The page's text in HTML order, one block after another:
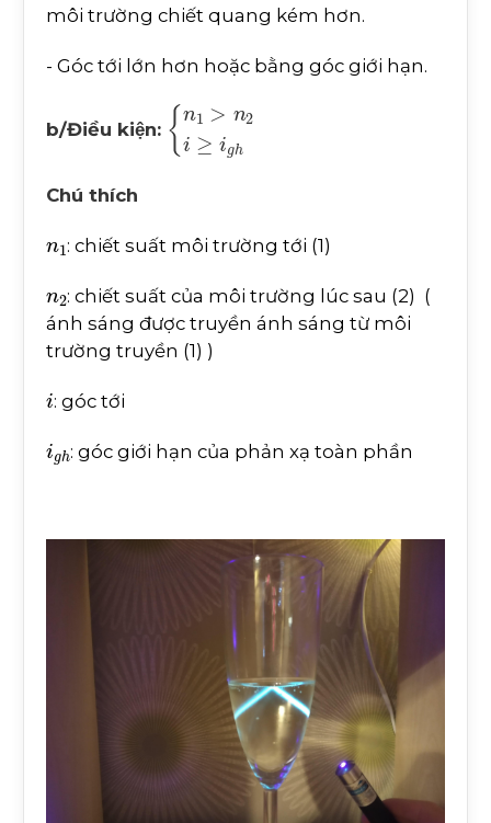
môi trường chiết quang kém hơn.
- Góc tới lớn hơn hoặc bằng góc giới hạn.
b/Điều kiện: n 1> n2 i≥i
Chú thích
: chiết suất môi trường tới (1)
: chiết suất của môi trường lúc sau (2) (
ánh sáng được truyền ánh sáng từ môi
trường truyền (1) )
i: góc tới
i : góc giới hạn của phản xạ toàn phần